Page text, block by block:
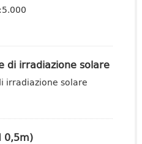
di irradiazione solare
irradiazione solare
0,5m)